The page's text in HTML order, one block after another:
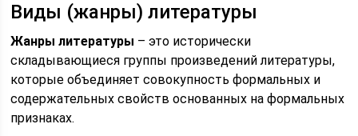
Виды (жанры) литературы
Жанры литературы – это исторически
складывающиеся группы произведений литературы,
которые объединяет совокупность формальных и
содержательных свойств основанных на формальных
признаках.